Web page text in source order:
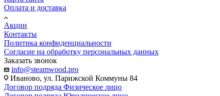
Оплата и доставка
Акции
Контакты
Политика конфиденциальности
Согласие на обработку персональных данных
Заказать звонок
info@steamwood.pro
Иваново, ул. Парижской Коммуны 84
Договор подряда Физическое лицо